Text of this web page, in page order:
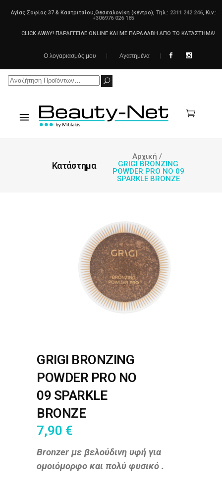
Αγίας Σοφίας 37 & Καστριτσίου,Θεσσαλονίκη (κέντρο), Τηλ.: 2311 242 246, Κιν.:
+306976 026 185
CLICK AWAY! ΠΑΡΑΓΓΕΙΛΕ ONLINE ΚΑΙ ΜΕ ΠΑΡΑΛΑΒΗ ΑΠΟ ΤΟ ΚΑΤΑΣΤΗΜΑ!
Ο λογαριασμός μου Αγαπημένα
Search
Κατάστημα
Αρχική /
GRIGI BRONZING
POWDER PRO NO 09
SPARKLE BRONZE
GRIGI BRONZING
POWDER PRO NO
09 SPARKLE
BRONZE
7,90 €
Bronzer με βελούδινη υφή για
ομοιόμορφο και πολύ φυσικό .